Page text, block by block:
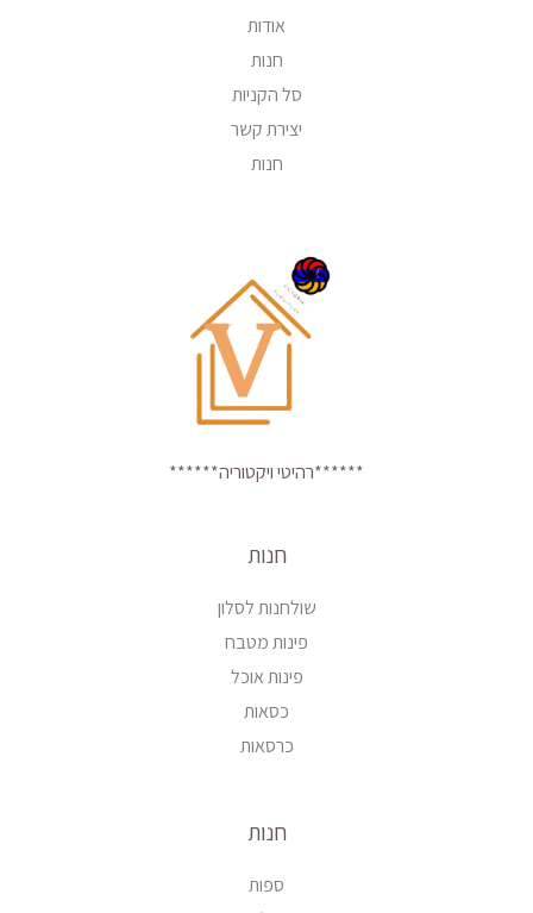
אודות
חנות
סל הקניות
יצירת קשר
חנות
******רהיטי ויקטוריה******
חנות
שולחנות לסלון
פינות מטבח
פינות אוכל
כסאות
כרסאות
חנות
ספות